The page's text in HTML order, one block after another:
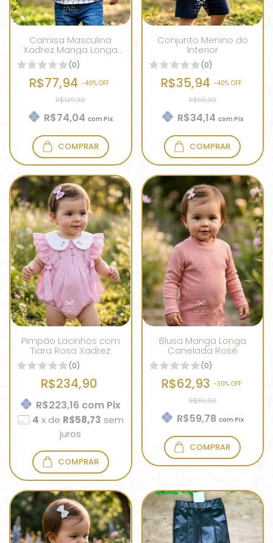
Camisa Masculina
Xadrez Manga Longa
OffWhite
(0)
R$77,94-40% OFF
R$129,90
R$74,04 com Pix
COMPRAR
Conjunto Menino do
Interior
(0)
R$35,94-40% OFF
R$59,90
R$34,14 com Pix
COMPRAR
Pimpão Lacinhos com
Tiara Rosa Xadrez
(0)
R$234,90
R$223,16 com Pix
4 x de R$58,73 sem
juros
COMPRAR
Blusa Manga Longa
Canelada Rosê
(0)
R$62,93 -30% OFF
R$89,90
R$59,78 com Pix
COMPRAR